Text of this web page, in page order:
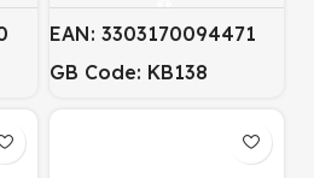
EAN: 3303170094471
GB Code: KB138